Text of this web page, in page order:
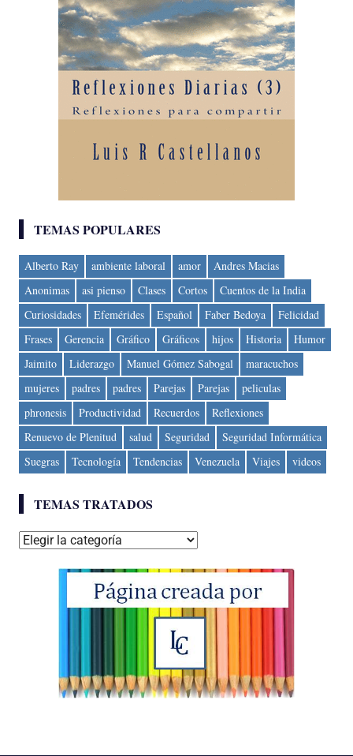
TEMAS POPULARES
Alberto Ray ambiente laboral amor
Andres Macias
Anonimas
asi pienso Clases Cortos
Cuentos de la India
Curiosidades
Efemérides Español Faber Bedoya
Felicidad
Frases
Gerencia Gráfico Gráficos hijos Historia
Humor
Jaimito
Liderazgo Manuel Gómez Sabogal
maracuchos
mujeres
padres padres Parejas Parejas
peliculas
phronesis
Productividad Recuerdos
Reflexiones
Renuevo de Plenitud
salud Seguridad
Seguridad Informática
Suegras
Tecnología Tendencias Venezuela Viajes videos
TEMAS TRATADOS
Temas